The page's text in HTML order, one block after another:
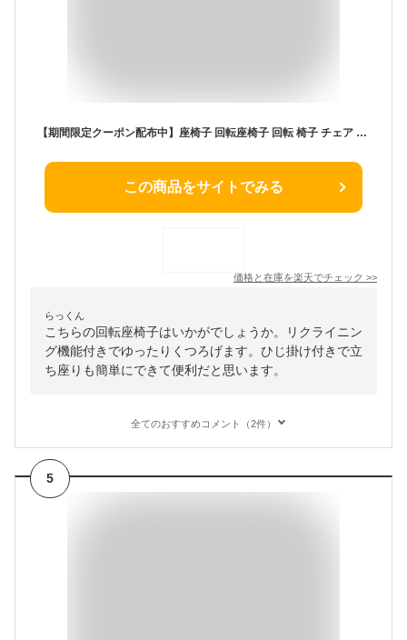
【期間限定クーポン配布中】座椅子 回転座椅子 回転 椅子 チェア 肘付き いす おしゃれ 肘掛け リクライニング ハイバック コンパクト フロアチェア 座いす 一人用 1人用 1人掛けソファー リラックスチェア リビングチェア クッション 和室 こたつ 新生活 送料無料
この商品をサイトでみる
価格と在庫を楽天でチェック >>
らっくん
こちらの回転座椅子はいかがでしょうか。リクライニン
グ機能付きでゆったりくつろげます。ひじ掛け付きで立
ち座りも簡単にできて便利だと思います。
全てのおすすめコメント（2件）
5